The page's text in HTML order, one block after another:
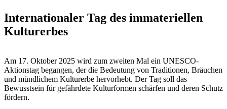
Internationaler Tag des immateriellen
Kulturerbes
Am 17. Oktober 2025 wird zum zweiten Mal ein UNESCO-
Aktionstag begangen, der die Bedeutung von Traditionen, Bräuchen
und mündlichem Kulturerbe hervorhebt. Der Tag soll das
Bewusstsein für gefährdete Kulturformen schärfen und deren Schutz
fördern.